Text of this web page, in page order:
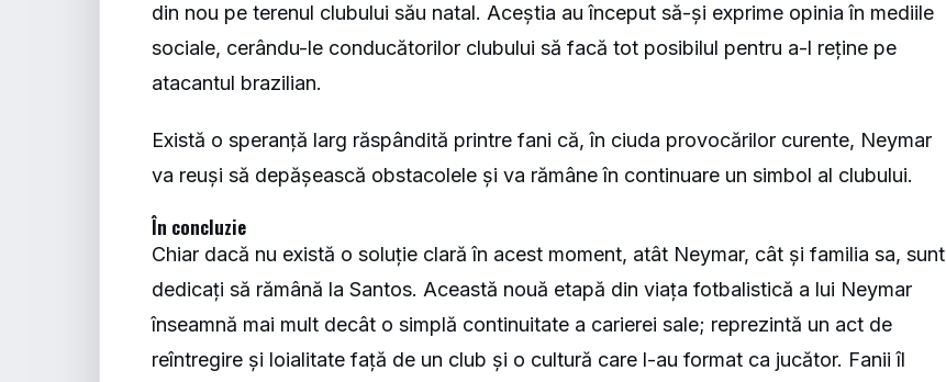
din nou pe terenul clubului său natal. Aceștia au început să-și exprime opinia în mediile
sociale, cerându-le conducătorilor clubului să facă tot posibilul pentru a-l reține pe
atacantul brazilian.
Există o speranță larg răspândită printre fani că, în ciuda provocărilor curente, Neymar
va reuși să depășească obstacolele și va rămâne în continuare un simbol al clubului.
În concluzie
Chiar dacă nu există o soluție clară în acest moment, atât Neymar, cât și familia sa, sunt
dedicați să rămână la Santos. Această nouă etapă din viața fotbalistică a lui Neymar
înseamnă mai mult decât o simplă continuitate a carierei sale; reprezintă un act de
reîntregire și loialitate față de un club și o cultură care l-au format ca jucător. Fanii îl